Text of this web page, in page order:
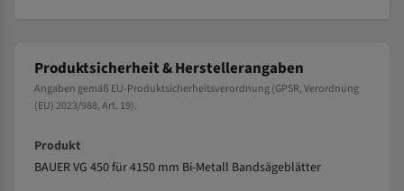
Produktsicherheit & Herstellerangaben
Angaben gemäß EU-Produktsicherheitsverordnung (GPSR, Verordnung
(EU) 2023/988, Art. 19).
Produkt
BAUER VG 450 für 4150 mm Bi-Metall Bandsägeblätter